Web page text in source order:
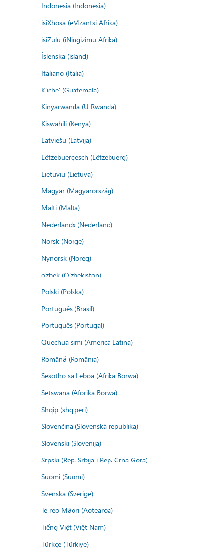
Indonesia (Indonesia)
isiXhosa (eMzantsi Afrika)
isiZulu (iNingizimu Afrika)
Íslenska (ísland)
Italiano (Italia)
K'iche' (Guatemala)
Kinyarwanda (U Rwanda)
Kiswahili (Kenya)
Latviešu (Latvija)
Lëtzebuergesch (Lëtzebuerg)
Lietuvių (Lietuva)
Magyar (Magyarország)
Malti (Malta)
Nederlands (Nederland)
Norsk (Norge)
Nynorsk (Noreg)
o'zbek (O'zbekiston)
Polski (Polska)
Português (Brasil)
Português (Portugal)
Quechua simi (America Latina)
Română (România)
Sesotho sa Leboa (Afrika Borwa)
Setswana (Aforika Borwa)
Shqip (shqipëri)
Slovenčina (Slovenská republika)
Slovenski (Slovenija)
Srpski (Rep. Srbija i Rep. Crna Gora)
Suomi (Suomi)
Svenska (Sverige)
Te reo Māori (Aotearoa)
Tiếng Việt (Việt Nam)
Türkçe (Türkiye)